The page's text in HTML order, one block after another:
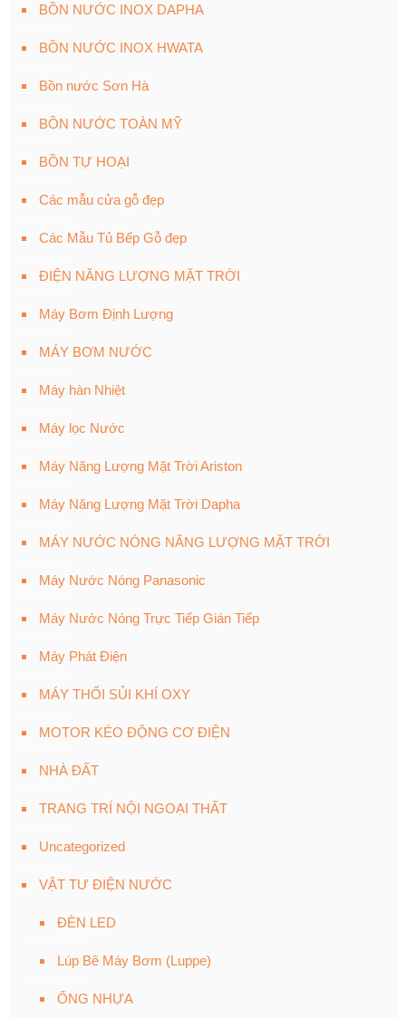
BỒN NƯỚC INOX DAPHA
BỒN NƯỚC INOX HWATA
Bồn nước Sơn Hà
BỒN NƯỚC TOÀN MỸ
BỒN TỰ HOẠI
Các mẫu cửa gỗ đẹp
Các Mẫu Tủ Bếp Gỗ đẹp
ĐIỆN NĂNG LƯỢNG MẶT TRỜI
Máy Bơm Định Lượng
MÁY BƠM NƯỚC
Máy hàn Nhiệt
Máy lọc Nước
Máy Năng Lượng Mặt Trời Ariston
Máy Năng Lượng Mặt Trời Dapha
MÁY NƯỚC NÓNG NĂNG LƯỢNG MẶT TRỜI
Máy Nước Nóng Panasonic
Máy Nước Nóng Trực Tiếp Gián Tiếp
Máy Phát Điện
MÁY THỔI SỦI KHÍ OXY
MOTOR KÉO ĐỘNG CƠ ĐIỆN
NHÀ ĐẤT
TRANG TRÍ NỘI NGOẠI THẤT
Uncategorized
VẬT TƯ ĐIỆN NƯỚC
ĐÈN LED
Lúp Bê Máy Bơm (Luppe)
ỐNG NHỰA